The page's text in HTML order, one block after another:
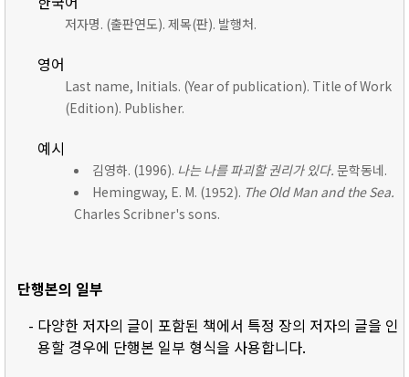
저자명. (출판연도). 제목(판). 발행처.
영어
Last name, Initials. (Year of publication). Title of Work
(Edition). Publisher.
예시
김영하. (1996). 나는 나를 파괴할 권리가 있다. 문학동네.
Hemingway, E. M. (1952). The Old Man and the Sea.
Charles Scribner's sons.
단행본의 일부
- 다양한 저자의 글이 포함된 책에서 특정 장의 저자의 글을 인
용할 경우에 단행본 일부 형식을 사용합니다.